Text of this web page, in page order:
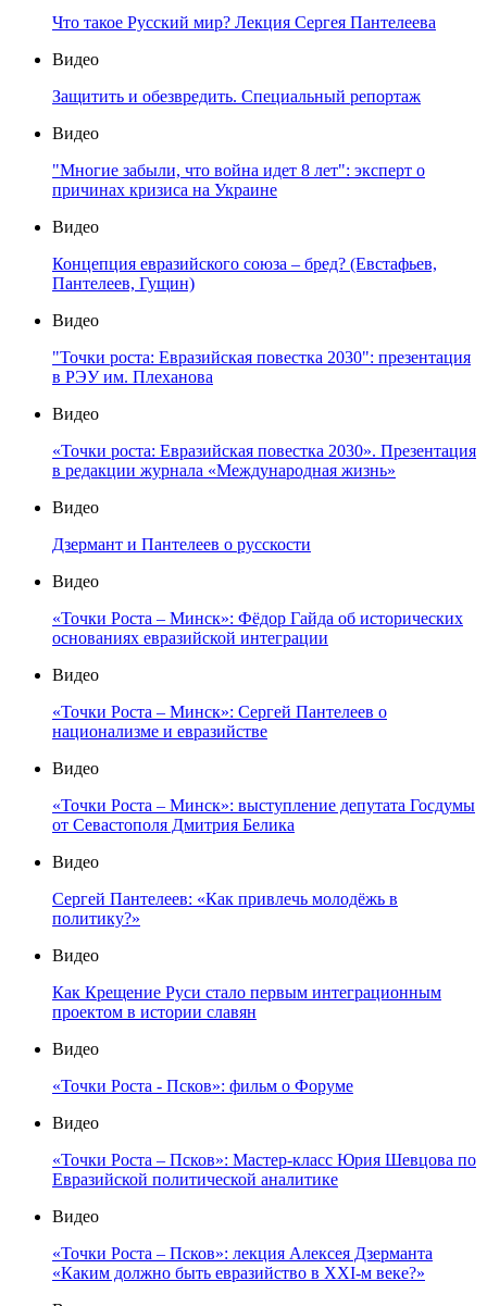
Что такое Русский мир? Лекция Сергея Пантелеева
Видео
Защитить и обезвредить. Специальный репортаж
Видео
"Многие забыли, что война идет 8 лет": эксперт о
причинах кризиса на Украине
Видео
Концепция евразийского союза – бред? (Евстафьев,
Пантелеев, Гущин)
Видео
"Точки роста: Евразийская повестка 2030": презентация
в РЭУ им. Плеханова
Видео
«Точки роста: Евразийская повестка 2030». Презентация
в редакции журнала «Международная жизнь»
Видео
Дзермант и Пантелеев о русскости
Видео
«Точки Роста – Минск»: Фёдор Гайда об исторических
основаниях евразийской интеграции
Видео
«Точки Роста – Минск»: Сергей Пантелеев о
национализме и евразийстве
Видео
«Точки Роста – Минск»: выступление депутата Госдумы
от Севастополя Дмитрия Белика
Видео
Сергей Пантелеев: «Как привлечь молодёжь в
политику?»
Видео
Как Крещение Руси стало первым интеграционным
проектом в истории славян
Видео
«Точки Роста - Псков»: фильм о Форуме
Видео
«Точки Роста – Псков»: Мастер-класс Юрия Шевцова по
Евразийской политической аналитике
Видео
«Точки Роста – Псков»: лекция Алексея Дзерманта
«Каким должно быть евразийство в XXI-м веке?»